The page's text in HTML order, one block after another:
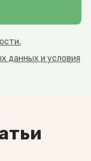
данных и условия